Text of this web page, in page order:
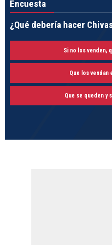
Encuesta
¿Qué debería hacer
Si no los venden,
Que los vendan
Que se queden y